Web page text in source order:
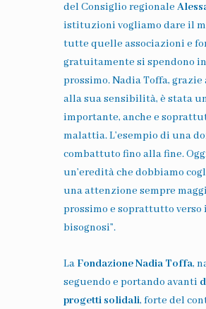
del Consiglio regionale
istituzioni vogliamo dare il
tutte quelle associazioni e
gratuitamente si spendono
prossimo. Nadia Toffa,
alla sua sensibilità, è stata
importante, anche e
malattia. L’esempio di una
combattuto fino alla fine.
un’eredità che dobbiamo
una attenzione sempre
prossimo e soprattutto verso
bisognosi”.
LaFondazione Nadia Toffa,
seguendo e portando avanti
progetti solidali, forte del